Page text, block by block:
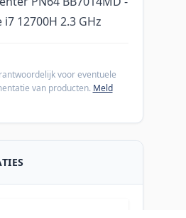
i7 12700H 2.3 GHz
voor eventuele
van producten. Meld